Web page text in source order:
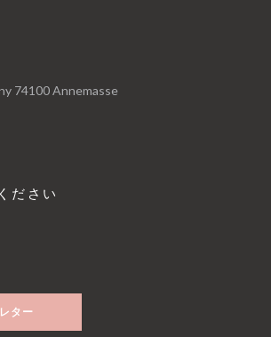
74100 Annemasse((新しいウィンドウで開き
ださい
ター